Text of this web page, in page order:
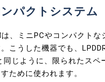
パクトシステム
は、ミニPCやコンパクトな
こうした機器でも、
同じように、限られたスペ
ために使われます。